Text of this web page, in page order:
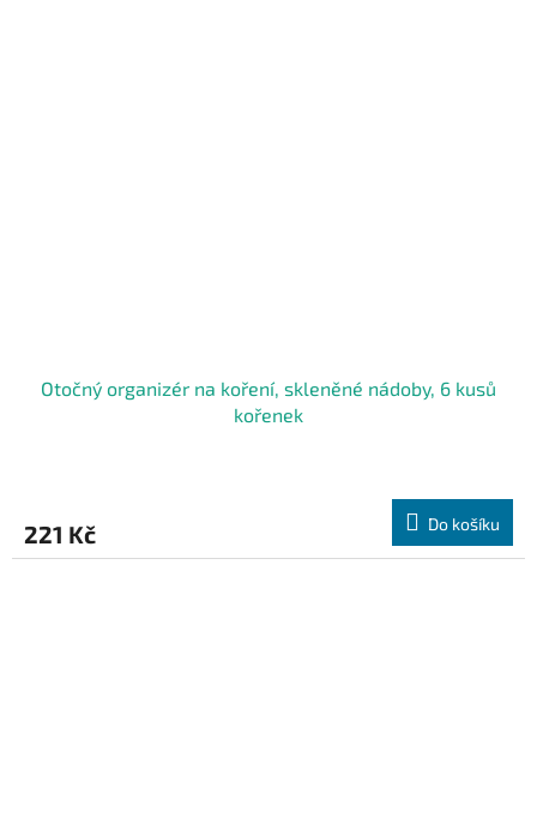
Otočný organizér na koření, skleněné nádoby, 6 kusů
kořenek
221 Kč Do košíku